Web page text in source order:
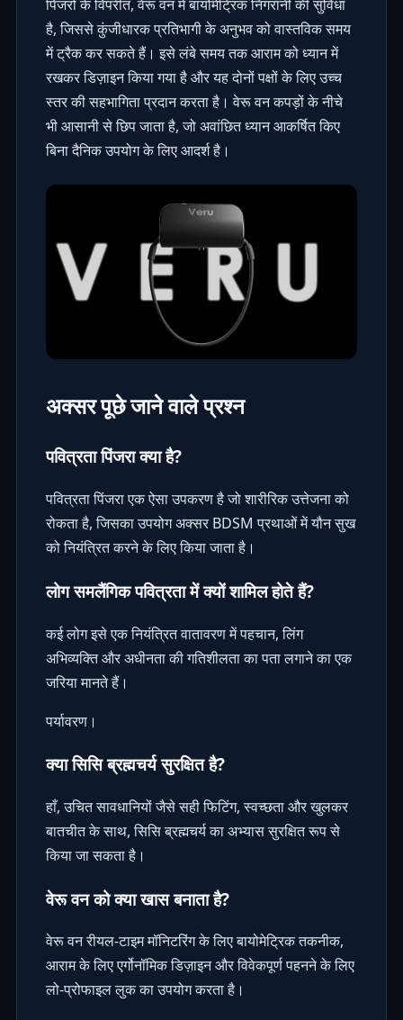
पिंजरों के विपरीत, वेरू वन में बायोमेट्रिक निगरानी की सुविधा
है, जिससे कुंजीधारक प्रतिभागी के अनुभव को वास्तविक समय
में ट्रैक कर सकते हैं। इसे लंबे समय तक आराम को ध्यान में
रखकर डिज़ाइन किया गया है और यह दोनों पक्षों के लिए उच्च
स्तर की सहभागिता प्रदान करता है। वेरू वन कपड़ों के नीचे
भी आसानी से छिप जाता है, जो अवांछित ध्यान आकर्षित किए
बिना दैनिक उपयोग के लिए आदर्श है।
अक्सर पूछे जाने वाले प्रश्न
पवित्रता पिंजरा क्या है?
पवित्रता पिंजरा एक ऐसा उपकरण है जो शारीरिक उत्तेजना को
रोकता है, जिसका उपयोग अक्सर BDSM प्रथाओं में यौन सुख
को नियंत्रित करने के लिए किया जाता है।
लोग समलैंगिक पवित्रता में क्यों शामिल होते हैं?
कई लोग इसे एक नियंत्रित वातावरण में पहचान, लिंग
अभिव्यक्ति और अधीनता की गतिशीलता का पता लगाने का एक
जरिया मानते हैं।
पर्यावरण।
क्या सिसि ब्रह्मचर्य सुरक्षित है?
हाँ, उचित सावधानियों जैसे सही फिटिंग, स्वच्छता और खुलकर
बातचीत के साथ, सिसि ब्रह्मचर्य का अभ्यास सुरक्षित रूप से
किया जा सकता है।
वेरू वन को क्या खास बनाता है?
वेरू वन रीयल-टाइम मॉनिटरिंग के लिए बायोमेट्रिक तकनीक,
आराम के लिए एर्गोनॉमिक डिज़ाइन और विवेकपूर्ण पहनने के लिए
लो-प्रोफाइल लुक का उपयोग करता है।